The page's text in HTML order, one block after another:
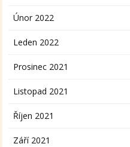
Únor 2022
Leden 2022
Prosinec 2021
Listopad 2021
Říjen 2021
Září 2021